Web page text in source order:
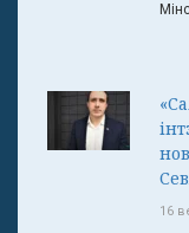
16